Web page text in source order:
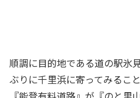
順調に目的地である道の駅氷
ぶりに千里浜に寄ってみるこ